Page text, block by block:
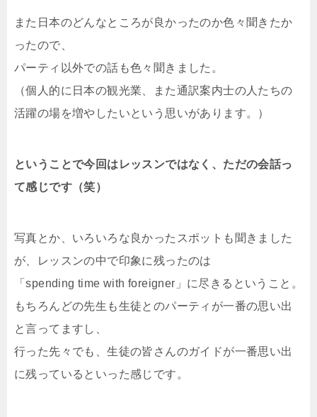
また日本のどんなところが良かったのか色々聞きたか
ったので、
パーティ以外での話も色々聞きました。
（個人的に日本の観光業、また通訳案内士の人たちの
活躍の場を増やしたいという思いがあります。）
ということで今回はレッスンではなく、ただの会話っ
て感じです（笑）
写真とか、いろいろな良かったスポットも聞きました
が、レッスンの中で印象に残ったのは
「spending time with foreigner」に尽きるということ。
もちろんどの先生も生徒とのパーティが一番の思い出
と言ってますし、
行った先々でも、生徒の皆さんのガイドが一番思い出
に残っているといった感じです。